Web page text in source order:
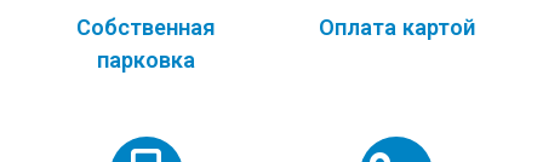
Собственная
парковка
Оплата картой